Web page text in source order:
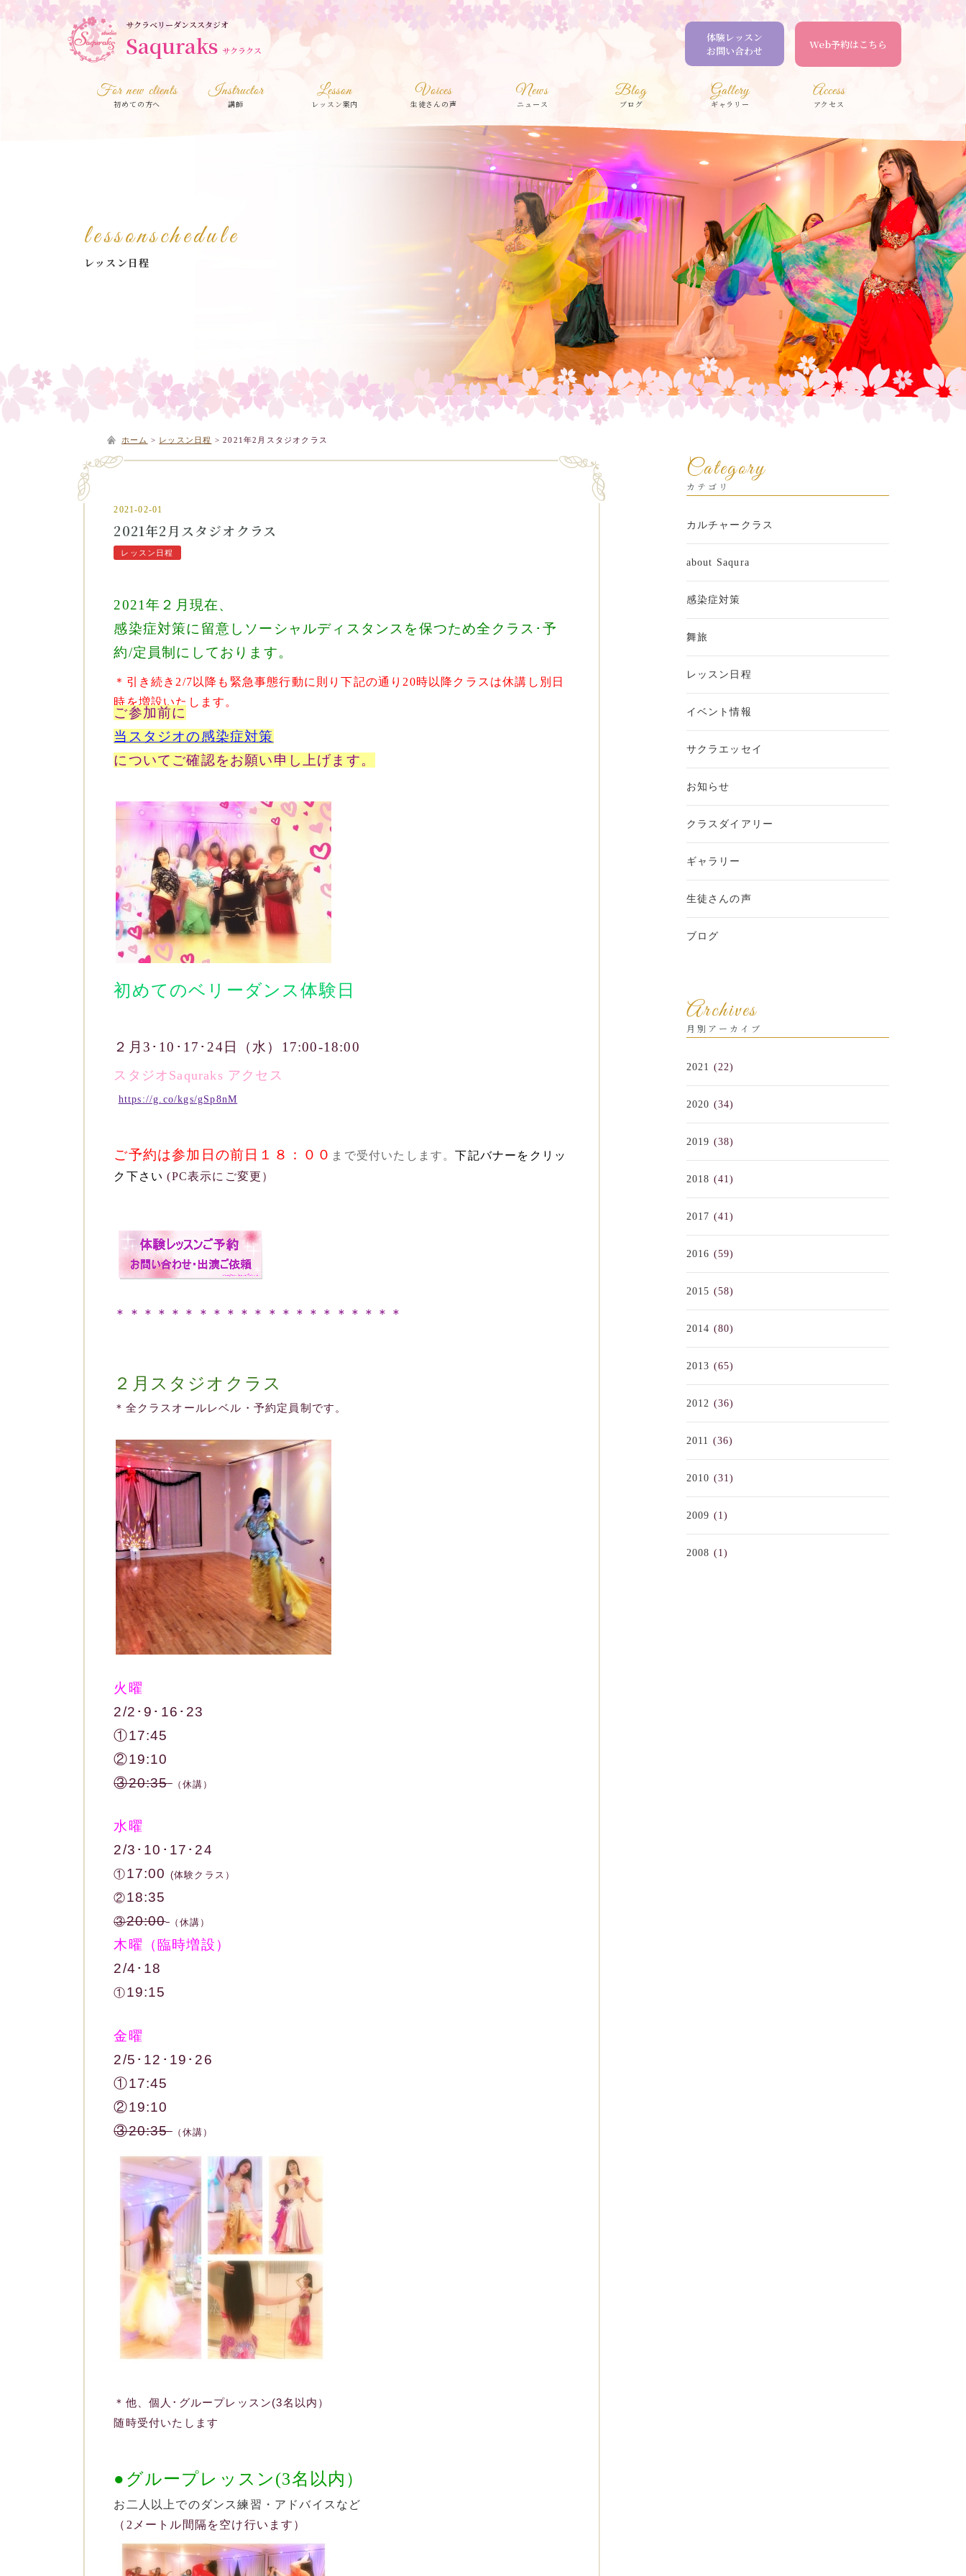
サクラベリーダンススタジオ
Saquraks サクラクス
体験レッスン
お問い合わせ
Web予約はこちら
For new clients
初めての方へ
Instructor
講師
Lesson
レッスン案内
Voices
生徒さんの声
News
ニュース
Blog
ブログ
Gallery
ギャラリー
Access
アクセス
lessonschedule
レッスン日程
ホーム > レッスン日程 >2021年2月スタジオクラス
2021-02-01
2021年2月スタジオクラス
レッスン日程
2021年２月現在、
感染症対策に留意し ソーシャルディスタンスを保つため全クラス･予
約/定員制にしております。
＊引き続き2/7以降も緊急事態行動に則り下記の通り20時以降クラスは休講し別日
時を増設いたします。
ご参加前に
当スタジオの感染症対策
について ご確認をお願い申し上げます。
初めてのベリーダンス体験日
２月3･10･17･24日（水）17:00-18:00
スタジオSaquraks アクセス
https://g.co/kgs/gSp8nM
ご予約は参加日の前日１８：００ まで受付いたします。下記バナーをクリッ
ク下さい (PC表示にご変更）
＊＊＊＊＊＊＊＊＊＊＊＊＊＊＊＊＊＊＊＊＊
２月スタジオクラス
＊全クラスオールレベル・予約定員制です。
火曜
2/2･9･16･23
①17:45
②19:10
③20:35 （休講）
水曜
2/3･10･17･24
①17:00 (体験クラス）
②18:35
③20:00 （休講）
木曜（臨時増設）
2/4･18
①19:15
金曜
2/5･12･19･26
①17:45
②19:10
③20:35（休講）
＊他、個人･グループレッスン(3名以内）
随時受付いたします
●グループレッスン(3名以内）
お二人以上でのダンス練習・アドバイスなど
（2メートル間隔を空け行います）
Category
カテゴリ
カルチャークラス
about Saqura
感染症対策
舞旅
レッスン日程
イベント情報
サクラエッセイ
お知らせ
クラスダイアリー
ギャラリー
生徒さんの声
ブログ
Archives
月別アーカイブ
2021 (22)
2020 (34)
2019 (38)
2018 (41)
2017 (41)
2016 (59)
2015 (58)
2014 (80)
2013 (65)
2012 (36)
2011 (36)
2010 (31)
2009 (1)
2008 (1)